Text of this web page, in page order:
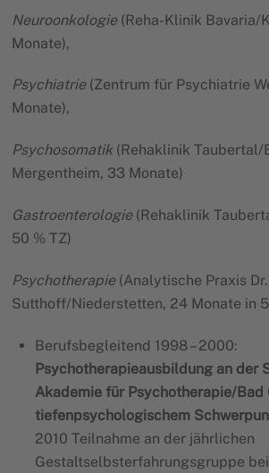
Neuroonkologie (Reha-Klinik Bavaria/
Monate),
Psychiatrie(Zentrum für Psychiatrie
Monate),
Psychosomatik(Rehaklinik Taubertal/
Mergentheim, 33 Monate)
Gastroenterologie(Rehaklinik
50 % TZ)
Psychotherapie(Analytische Praxis Dr.
Sutthoff/Niederstetten, 24 Monate in
Berufsbegleitend 1998 – 2000:
Psychotherapieausbildung an der
Akademie für Psychotherapie/Bad
tiefenpsychologischem
2010 Teilnahme an der jährlichen
Gestaltselbsterfahrungsgruppe